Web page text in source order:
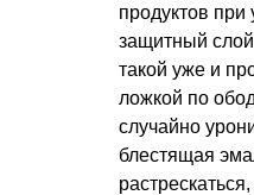
продуктов при
защитный
такой уже и
ложкой по
случайно
блестящая